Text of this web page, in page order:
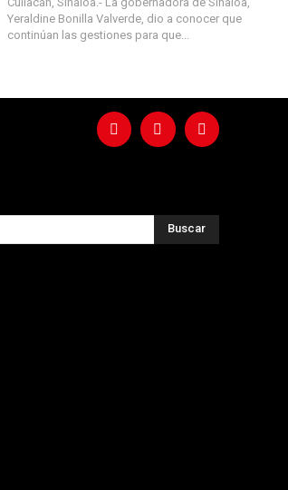
Yeraldine Bonilla Valverde, dio a conocer que
continúan las gestiones para que...
Buscar